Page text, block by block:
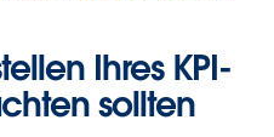
Ihres KPI-
sollten